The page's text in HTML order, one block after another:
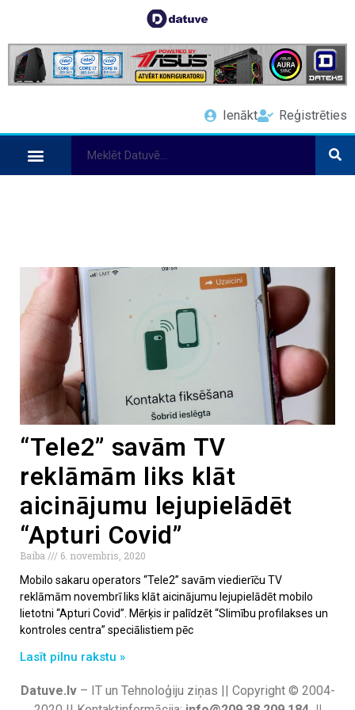
Ienākt Reģistrēties
“Tele2” savām TV
reklāmām liks klāt
aicinājumu lejupielādēt
“Apturi Covid”
Baiba
6. novembris, 2020
Mobilo sakaru operators “Tele2” savām viedierīču TV
reklāmām novembrī liks klāt aicinājumu lejupielādēt mobilo
lietotni “Apturi Covid”. Mērķis ir palīdzēt “Slimību profilakses un
kontroles centra” speciālistiem pēc
Lasīt pilnu rakstu »
Datuve.lv– IT un Tehnoloģiju ziņas || Copyright © 2004-